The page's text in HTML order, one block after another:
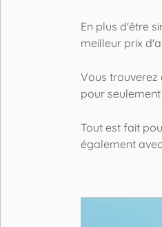
En plus d'être
meilleur prix
Vous trouverez
pour
Tout est fait
également